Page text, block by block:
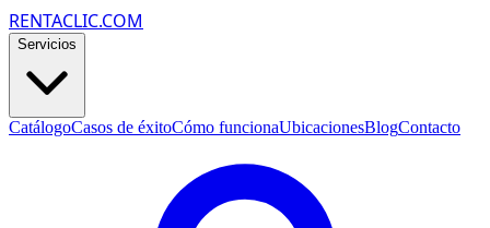
RENTACLIC.COM
Servicios
CatálogoCasos de éxitoCómo funcionaUbicacionesBlogContacto